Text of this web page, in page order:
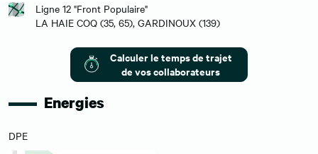
Ligne 12 "Front Populaire"
LA HAIE COQ (35, 65), GARDINOUX (139)
Calculer le temps de trajet
de vos collaborateurs
Energies
DPE